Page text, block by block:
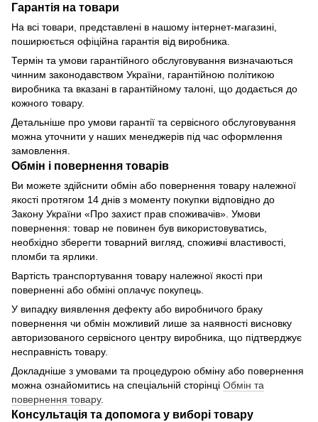
Гарантія на товари
На всі товари, представлені в нашому інтернет-магазині,
поширюється офіційна гарантія від виробника.
Термін та умови гарантійного обслуговування визначаються
чинним законодавством України, гарантійною політикою
виробника та вказані в гарантійному талоні, що додається до
кожного товару.
Детальніше про умови гарантії та сервісного обслуговування
можна уточнити у наших менеджерів під час оформлення
замовлення.
Обмін і повернення товарів
Ви можете здійснити обмін або повернення товару належної
якості протягом 14 днів з моменту покупки відповідно до
Закону України «Про захист прав споживачів». Умови
повернення: товар не повинен був використовуватись,
необхідно зберегти товарний вигляд, споживчі властивості,
пломби та ярлики.
Вартість транспортування товару належної якості при
поверненні або обміні оплачує покупець.
У випадку виявлення дефекту або виробничого браку
повернення чи обмін можливий лише за наявності висновку
авторизованого сервісного центру виробника, що підтверджує
несправність товару.
Докладніше з умовами та процедурою обміну або повернення
можна ознайомитись на спеціальній сторінці Обмін та
повернення товару.
Консультація та допомога у виборі товару